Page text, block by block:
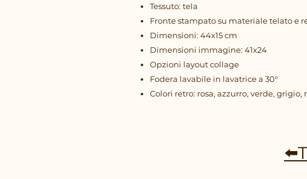
Tessuto: tela
Fronte stampato su materiale telato e
Dimensioni: 44x15 cm
Dimensioni immagine: 41x24
Opzioni layout collage
Fodera lavabile in lavatrice a 30°
Colori retro: rosa, azzurro, verde, grigio,